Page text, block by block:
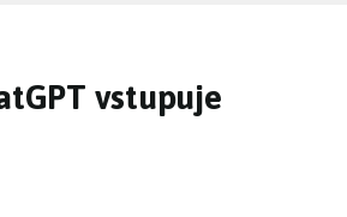
vstupuje